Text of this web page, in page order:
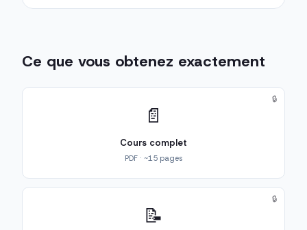
Ce que vous obtenez exactement
📄
Cours complet
PDF · ~15 pages
🔒
📝
🔒